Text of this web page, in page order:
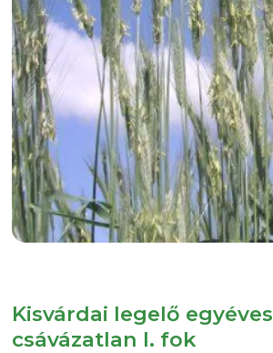
Kisvárdai legelő egyéves
csávázatlan I. fok